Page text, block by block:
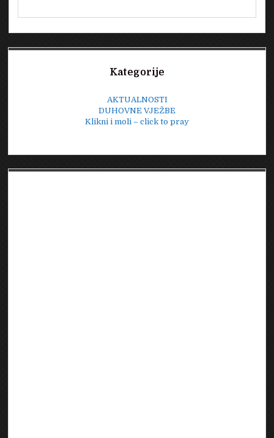
Kategorije
AKTUALNOSTI
DUHOVNE VJEŽBE
Klikni i moli – click to pray